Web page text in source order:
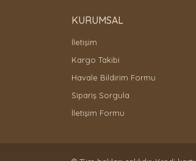
KURUMSAL
İletişim
Kargo Takibi
Havale Bildirim Formu
Sipariş Sorgula
İletişim Formu